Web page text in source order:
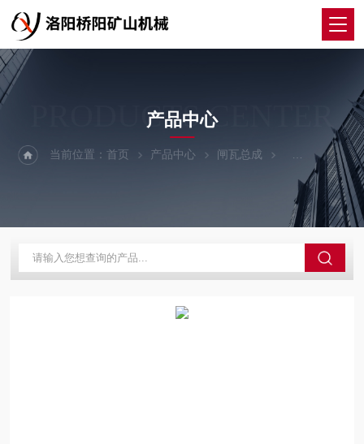
PRODUCTS CENTER
产品中心
当前位置：首页 产品中心 闸瓦总成 制动器闸瓦总成